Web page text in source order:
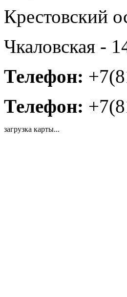
Крестовский
Чкаловская -
Телефон:
Телефон:
загрузка карты...